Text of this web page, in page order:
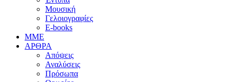
Μουσική
Γελοιογραφίες
E-books
MME
ΑΡΘΡΑ
Απόψεις
Αναλύσεις
Πρόσωπα